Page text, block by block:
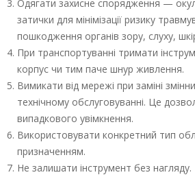
Одягати захисне спорядження —
затички для мінімізації ризику
пошкодження органів зору, слуху,
При транспортуванні тримати
корпус чи тим паче шнур живлення.
Вимикати від мережі при заміні
технічному обслуговуванні. Це
випадкового увімкнення.
Використовувати конкретний тип
призначенням.
Не залишати інструмент без нагляду.